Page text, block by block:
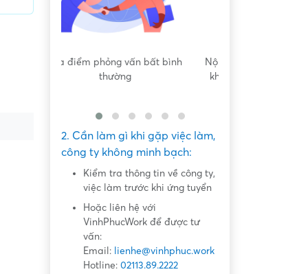
Nội dung mô tả công việc sơ sài,
không đồng nhất với công việc
2. Cần làm gì khi gặp việc làm,
công ty không minh bạch:
Kiểm tra thông tin về công ty,
việc làm trước khi ứng tuyển
Hoặc liên hệ với
VinhPhucWork để được tư
vấn:
Email: lienhe@vinhphuc.work
Hotline: 02113.89.2222